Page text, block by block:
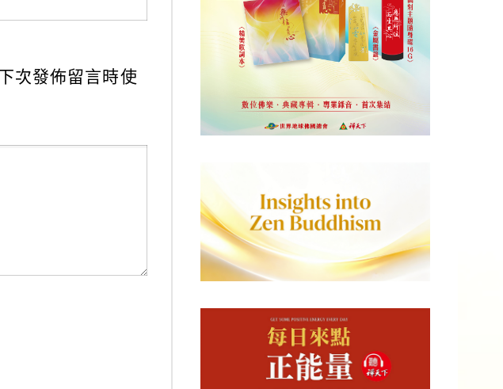
次發佈留言時使